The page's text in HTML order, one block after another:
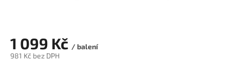
1 099 Kč / balení
981 Kč bez DPH